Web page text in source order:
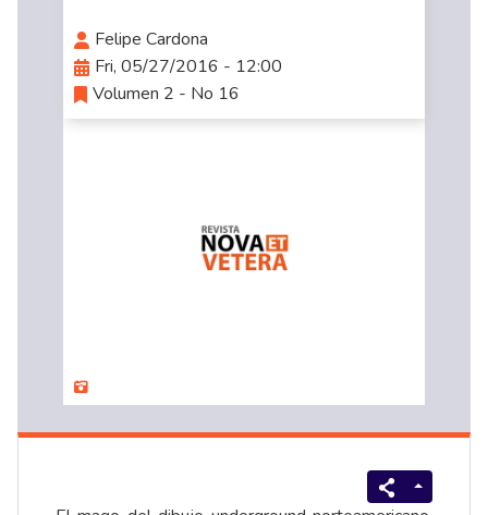
Felipe Cardona
Fri, 05/27/2016 - 12:00
Volumen 2 - No 16